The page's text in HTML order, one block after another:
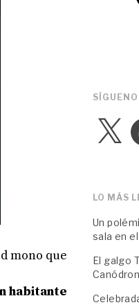
mono que
habitante
X
LO MÁS
Un
sala en
El galgo